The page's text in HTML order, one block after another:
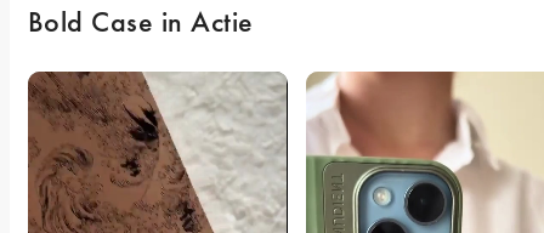
Bold Case in Actie